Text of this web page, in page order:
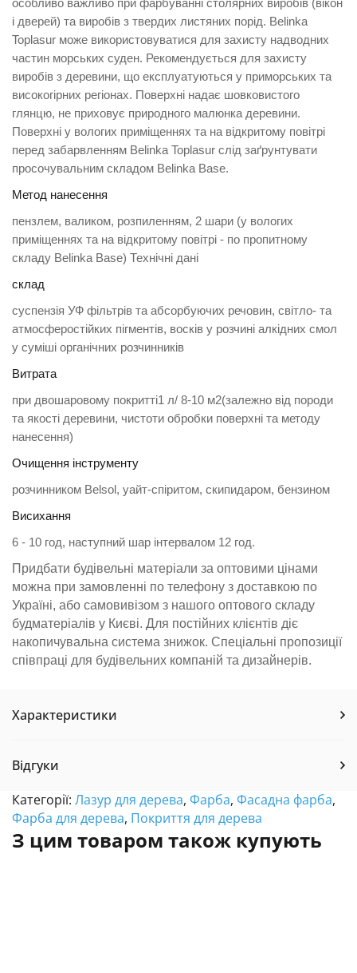
особливо важливо при фарбуванні столярних виробів (вікон
і дверей) та виробів з твердих листяних порід. Belinka
Toplasur може використовуватися для захисту надводних
частин морських суден. Рекомендується для захисту
виробів з деревини, що експлуатуються у приморських та
високогірних регіонах. Поверхні надає шовковистого
глянцю, не приховує природного малюнка деревини.
Поверхні у вологих приміщеннях та на відкритому повітрі
перед забарвленням Belinka Toplasur слід заґрунтувати
просочувальним складом Belinka Base.
Метод нанесення
пензлем, валиком, розпиленням, 2 шари (у вологих
приміщеннях та на відкритому повітрі - по пропитному
складу Belinka Base) Технічні дані
склад
суспензія УФ фільтрів та абсорбуючих речовин, світло- та
атмосферостійких пігментів, восків у розчині алкідних смол
у суміші органічних розчинників
Витрата
при двошаровому покритті1 л/ 8-10 м2(залежно від породи
та якості деревини, чистоти обробки поверхні та методу
нанесення)
Очищення інструменту
розчинником Belsol, уайт-спіритом, скипидаром, бензином
Висихання
6 - 10 год, наступний шар інтервалом 12 год.
Придбати будівельні матеріали за оптовими цінами
можна при замовленні по телефону з доставкою по
Україні, або самовивізом з нашого оптового складу
будматеріалів у Києві. Для постійних клієнтів діє
накопичувальна система знижок. Спеціальні пропозиції
співпраці для будівельних компаній та дизайнерів.
Характеристики
Відгуки
Категорії: Лазур для дерева, Фарба, Фасадна фарба,
Фарба для дерева, Покриття для дерева
З цим товаром також купують